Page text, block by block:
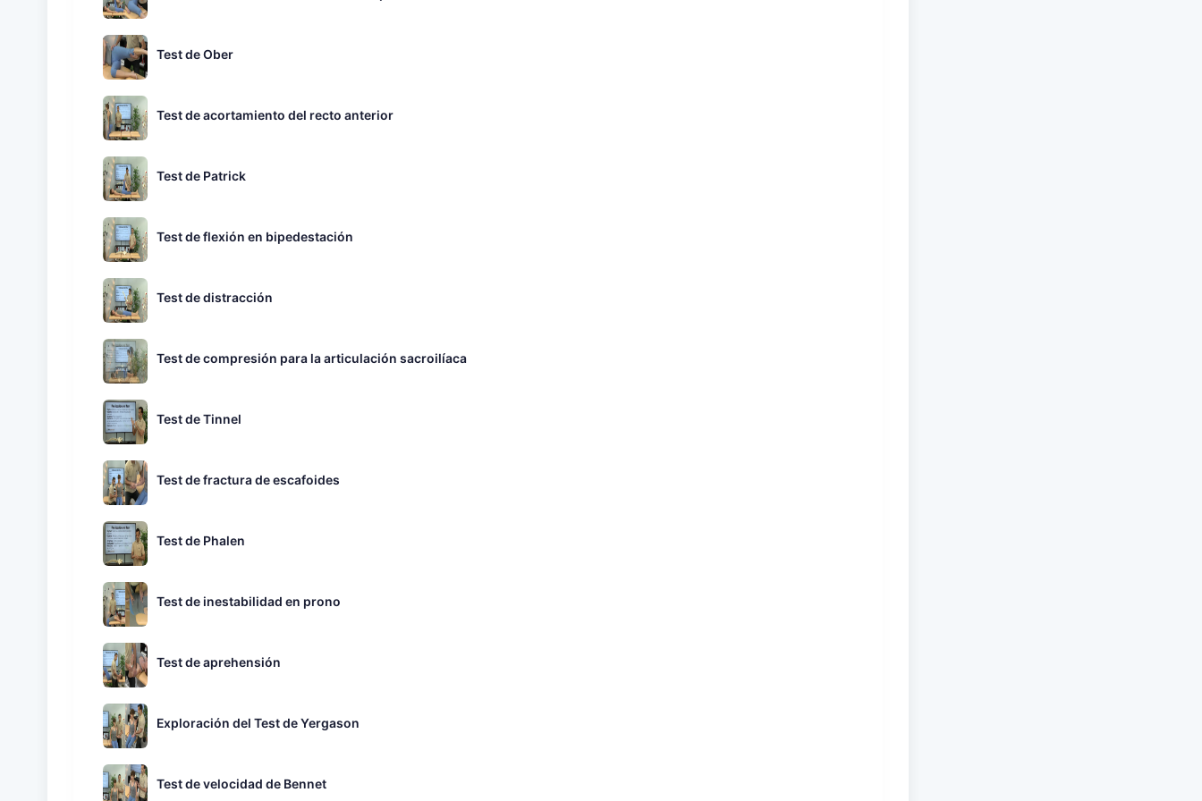
Test de Ober
Test de acortamiento del recto anterior
Test de Patrick
Test de flexión en bipedestación
Test de distracción
Test de compresión para la articulación sacroilíaca
Test de Tinnel
Test de fractura de escafoides
Test de Phalen
Test de inestabilidad en prono
Test de aprehensión
Exploración del Test de Yergason
Test de velocidad de Bennet